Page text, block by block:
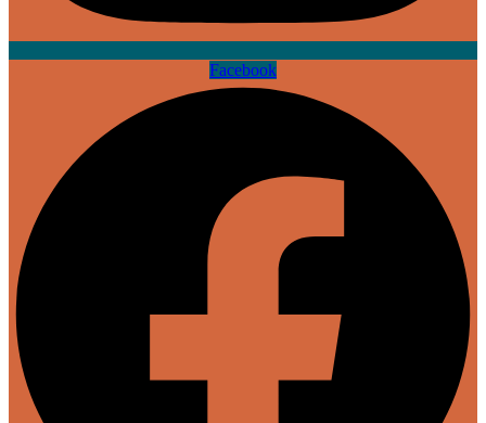
Facebook